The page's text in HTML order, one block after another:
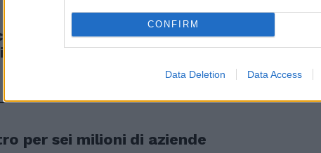
CONFIRM
Data Deletion Data Access
registro meno battute
per sei milioni di aziende